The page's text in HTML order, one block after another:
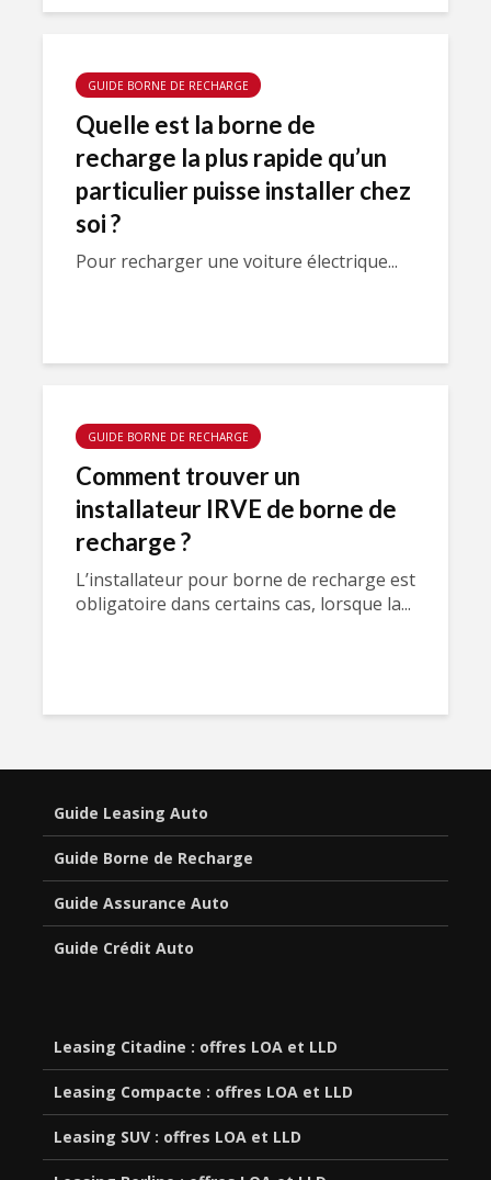
GUIDE BORNE DE RECHARGE
Quelle est la borne de
recharge la plus rapide qu’un
particulier puisse installer chez
soi ?
Pour recharger une voiture électrique...
GUIDE BORNE DE RECHARGE
Comment trouver un
installateur IRVE de borne de
recharge ?
L’installateur pour borne de recharge est
obligatoire dans certains cas, lorsque la...
Guide Leasing Auto
Guide Borne de Recharge
Guide Assurance Auto
Guide Crédit Auto
Leasing Citadine : offres LOA et LLD
Leasing Compacte : offres LOA et LLD
Leasing SUV : offres LOA et LLD